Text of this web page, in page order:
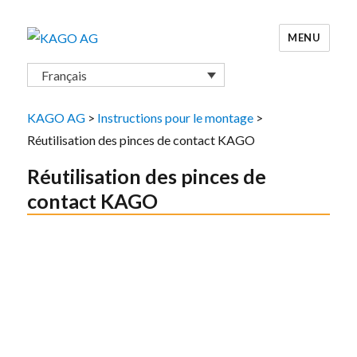
KAGO AG
MENU
Français
KAGO AG > Instructions pour le montage >
Réutilisation des pinces de contact KAGO
Réutilisation des pinces de
contact KAGO